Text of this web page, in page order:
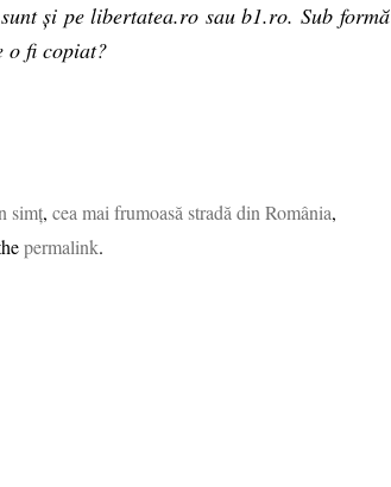
și pe libertatea.ro sau b1.ro. Sub formă
o fi copiat?
simț,cea mai frumoasă stradă din România,
permalink.